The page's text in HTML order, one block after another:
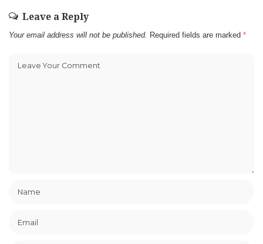
Leave a Reply
Your email address will not be published. Required fields are marked *